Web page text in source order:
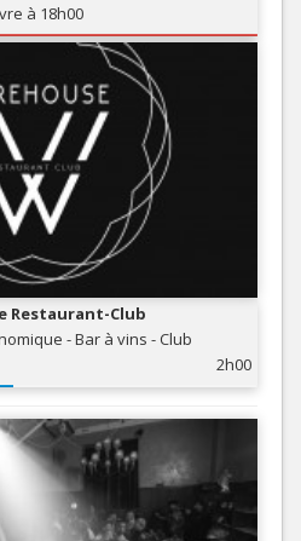
à 18h00
Restaurant-Club
- Bar à vins - Club
2h00